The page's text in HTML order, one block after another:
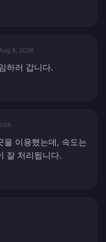
Aug 8, 2026
하러 갑니다.
을 이용했는데, 속도는
잘 처리됩니다.